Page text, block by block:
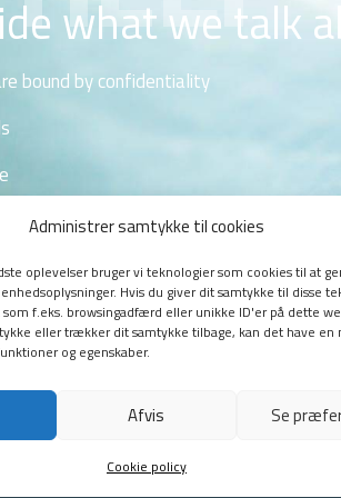
Administrer samtykke til cookies
oplevelser bruger vi teknologier som cookies til at
Hvis du giver dit samtykke til disse
f.eks. browsingadfærd eller unikke ID'er på dette
eller trækker dit samtykke tilbage, kan det have en
og egenskaber.
Afvis Se
Cookie policy
what we talk
bound by confidentiality
Pastors in Frederiksberg